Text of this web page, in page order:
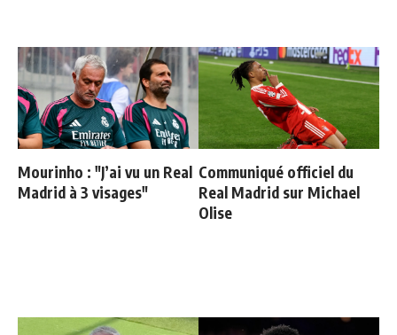
Mourinho : "J’ai vu un Real
Madrid à 3 visages"
Communiqué officiel du
Real Madrid sur Michael
Olise